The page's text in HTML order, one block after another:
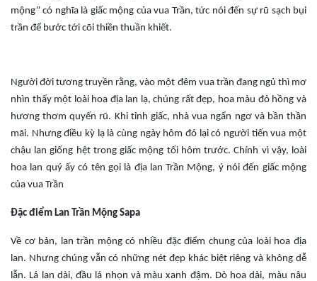
mộng” có nghĩa là giấc mộng của vua Trần, tức nói đến sự rũ sạch bụi
trần để bước tới cõi thiền thuần khiết.
Người đời tương truyền rằng, vào một đêm vua trần đang ngủ thì mơ
nhìn thấy một loài hoa địa lan lạ, chúng rất đẹp, hoa màu đỏ hồng và
hương thơm quyến rũ. Khi tỉnh giấc, nhà vua ngẩn ngơ và bần thần
mãi. Nhưng điều kỳ lạ là cùng ngày hôm đó lại có người tiến vua một
chậu lan giống hệt trong giấc mộng tối hôm trước. Chính vì vậy, loài
hoa lan quý ấy có tên gọi là địa lan Trần Mộng, ý nói đến giấc mộng
của vua Trần
Đặc điểm Lan Trần Mộng Sapa
Về cơ bản, lan trần mộng có nhiều đặc điểm chung của loài hoa địa
lan. Nhưng chúng vẫn có những nét đẹp khác biệt riêng và không dễ
lẫn. Lá lan dài, đầu lá nhọn và màu xanh đậm. Dò hoa dài, màu nâu